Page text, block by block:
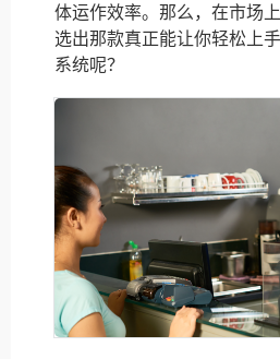
体运作效率。那么，在市场
选出那款真正能让你轻松上
系统呢？